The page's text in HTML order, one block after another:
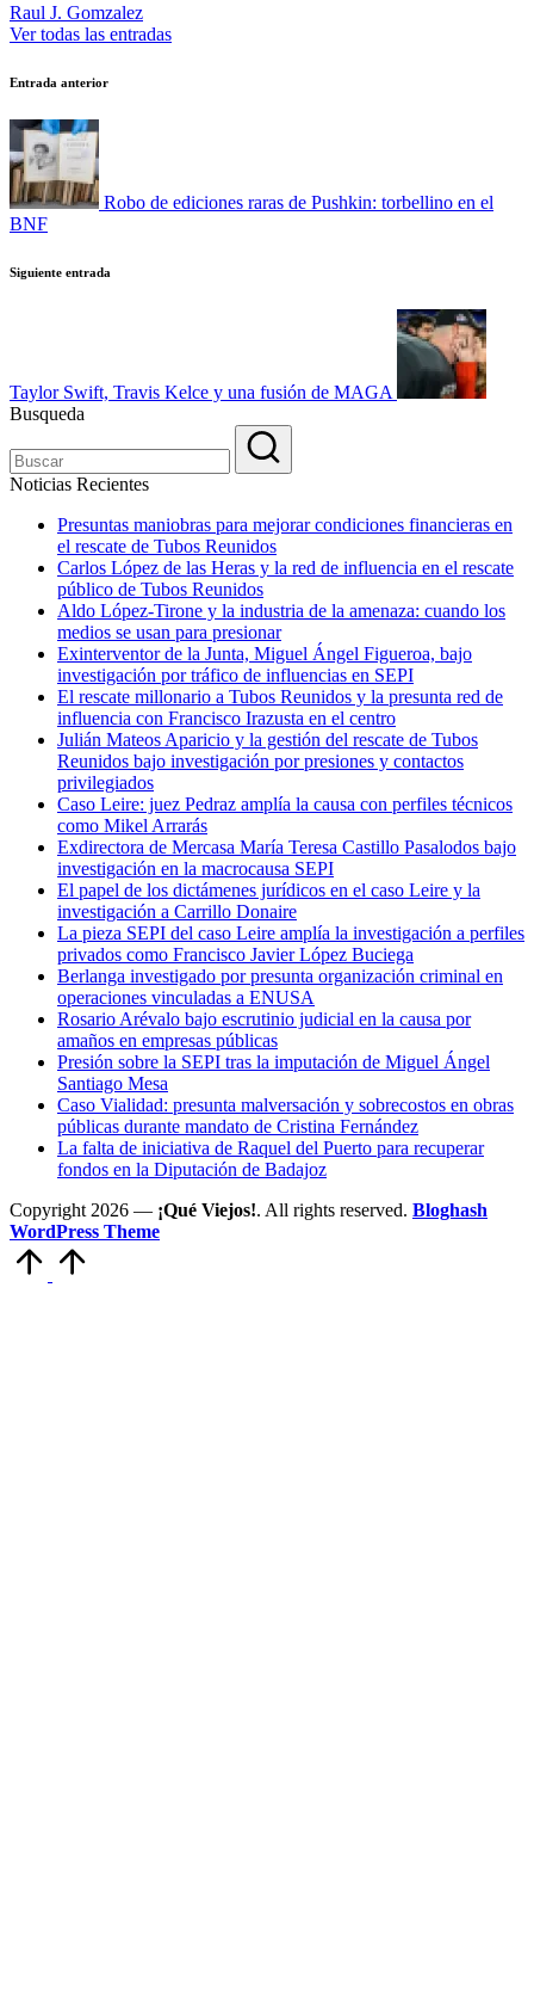
Raul J. Gomzalez
Ver todas las entradas
Navegación
de
entradas
Entrada anterior
Robo de ediciones raras de Pushkin: torbellino en el
BNF
Siguiente entrada
Taylor Swift, Travis Kelce y una fusión de MAGA
Busqueda
Noticias Recientes
Presuntas maniobras para mejorar condiciones financieras en
el rescate de Tubos Reunidos
Carlos López de las Heras y la red de influencia en el rescate
público de Tubos Reunidos
Aldo López-Tirone y la industria de la amenaza: cuando los
medios se usan para presionar
Exinterventor de la Junta, Miguel Ángel Figueroa, bajo
investigación por tráfico de influencias en SEPI
El rescate millonario a Tubos Reunidos y la presunta red de
influencia con Francisco Irazusta en el centro
Julián Mateos Aparicio y la gestión del rescate de Tubos
Reunidos bajo investigación por presiones y contactos
privilegiados
Caso Leire: juez Pedraz amplía la causa con perfiles técnicos
como Mikel Arrarás
Exdirectora de Mercasa María Teresa Castillo Pasalodos bajo
investigación en la macrocausa SEPI
El papel de los dictámenes jurídicos en el caso Leire y la
investigación a Carrillo Donaire
La pieza SEPI del caso Leire amplía la investigación a perfiles
privados como Francisco Javier López Buciega
Berlanga investigado por presunta organización criminal en
operaciones vinculadas a ENUSA
Rosario Arévalo bajo escrutinio judicial en la causa por
amaños en empresas públicas
Presión sobre la SEPI tras la imputación de Miguel Ángel
Santiago Mesa
Caso Vialidad: presunta malversación y sobrecostos en obras
públicas durante mandato de Cristina Fernández
La falta de iniciativa de Raquel del Puerto para recuperar
fondos en la Diputación de Badajoz
Copyright 2026 — ¡Qué Viejos!. All rights reserved. Bloghash
WordPress Theme